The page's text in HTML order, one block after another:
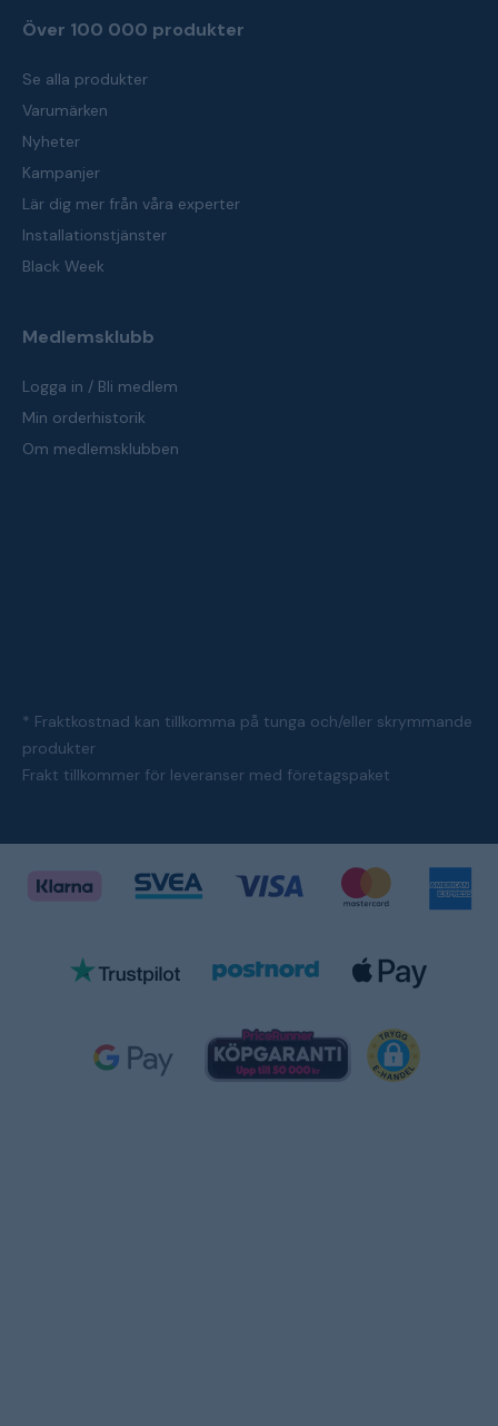
Över 100 000 produkter
Se alla produkter
Varumärken
Nyheter
Kampanjer
Lär dig mer från våra experter
Installationstjänster
Black Week
Medlemsklubb
Logga in / Bli medlem
Min orderhistorik
Om medlemsklubben
* Fraktkostnad kan tillkomma på tunga och/eller skrymmande
produkter
Frakt tillkommer för leveranser med företagspaket